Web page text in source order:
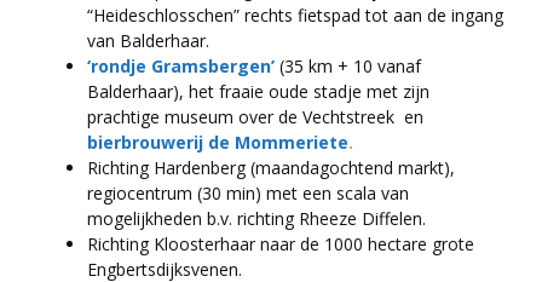
“Heideschlosschen” rechts fietspad tot aan de ingang
van Balderhaar.
‘rondje Gramsbergen’ (35 km + 10 vanaf
Balderhaar), het fraaie oude stadje met zijn
prachtige museum over de Vechtstreek en
bierbrouwerij de Mommeriete.
Richting Hardenberg (maandagochtend markt),
regiocentrum (30 min) met een scala van
mogelijkheden b.v. richting Rheeze Diffelen.
Richting Kloosterhaar naar de 1000 hectare grote
Engbertsdijksvenen.